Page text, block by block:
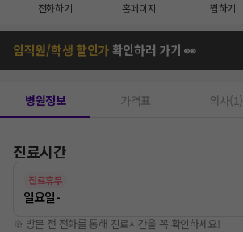
전화하기 홈페이지 찜하기
임직원/학생 할인가확인하러 가기 👀
병원정보 가격표 의사(1)
진료시간
진료휴무
일요일-
※ 방문 전 전화를 통해 진료시간을 꼭 확인하세요!